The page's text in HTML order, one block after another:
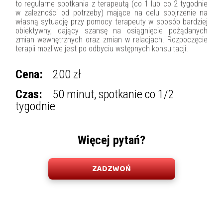
to regularne spotkania z terapeutą (co 1 lub co 2 tygodnie
w zależności od potrzeby) mające na celu spojrzenie na
własną sytuację przy pomocy terapeuty w sposób bardziej
obiektywny, dający szansę na osiągnięcie pożądanych
zmian wewnętrznych oraz zmian w relacjach. Rozpoczęcie
terapii możliwe jest po odbyciu wstępnych konsultacji.
Czas:
50 minut, spotkanie co 1/2
tygodnie
Cena: 200 zł
Więcej pytań?
ZADZWOŃ